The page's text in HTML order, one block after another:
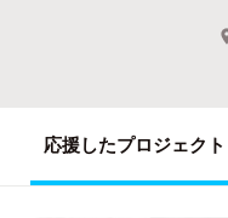
応援したプロジェクト